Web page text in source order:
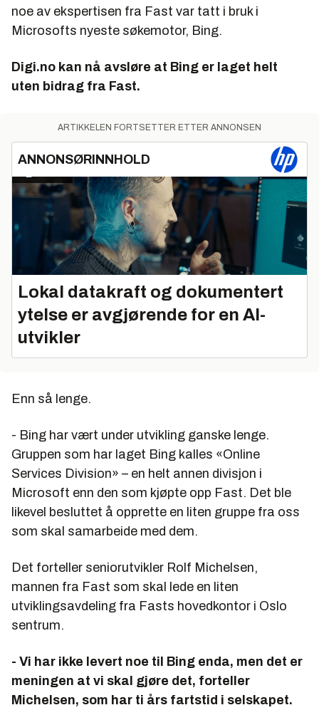
noe av ekspertisen fra Fast var tatt i bruk i
Microsofts nyeste søkemotor, Bing.
Digi.no kan nå avsløre at Bing er laget helt
uten bidrag fra Fast.
ARTIKKELEN FORTSETTER ETTER ANNONSEN
ANNONSØRINNHOLD
Lokal datakraft og dokumentert
ytelse er avgjørende for en AI-
utvikler
Enn så lenge.
- Bing har vært under utvikling ganske lenge.
Gruppen som har laget Bing kalles «Online
Services Division» – en helt annen divisjon i
Microsoft enn den som kjøpte opp Fast. Det ble
likevel besluttet å opprette en liten gruppe fra oss
som skal samarbeide med dem.
Det forteller seniorutvikler Rolf Michelsen,
mannen fra Fast som skal lede en liten
utviklingsavdeling fra Fasts hovedkontor i Oslo
sentrum.
- Vi har ikke levert noe til Bing enda, men det er
meningen at vi skal gjøre det, forteller
Michelsen, som har ti års fartstid i selskapet.